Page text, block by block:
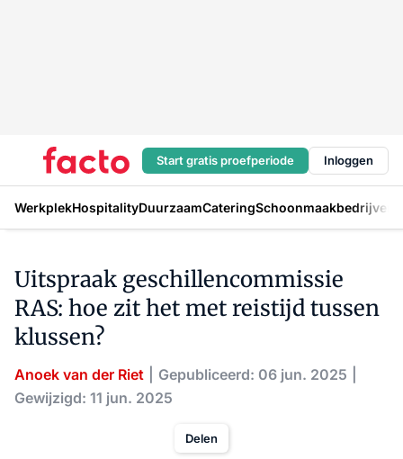
Start gratis proefperiode Inloggen
WerkplekHospitalityDuurzaamCateringSchoonmaakbedrijven
Uitspraak geschillencommissie
RAS: hoe zit het met reistijd tussen
klussen?
Anoek van der Riet
Gepubliceerd: 06 jun. 2025
Gewijzigd: 11 jun. 2025
Delen